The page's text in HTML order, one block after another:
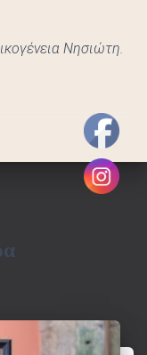
Η
Νησιώτη.